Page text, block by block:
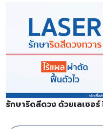
รักษาริดสีดวง ด้วยเลเซอ